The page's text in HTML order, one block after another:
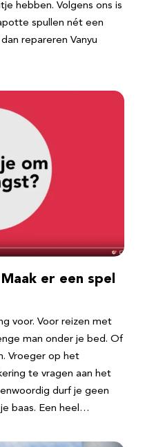
hebben. Volgens ons is
spullen nét een
repareren Vanyu
er een spel
voor. Voor reizen met
man onder je bed. Of
Vroeger op het
te vragen aan het
durf je geen
baas. Een heel…